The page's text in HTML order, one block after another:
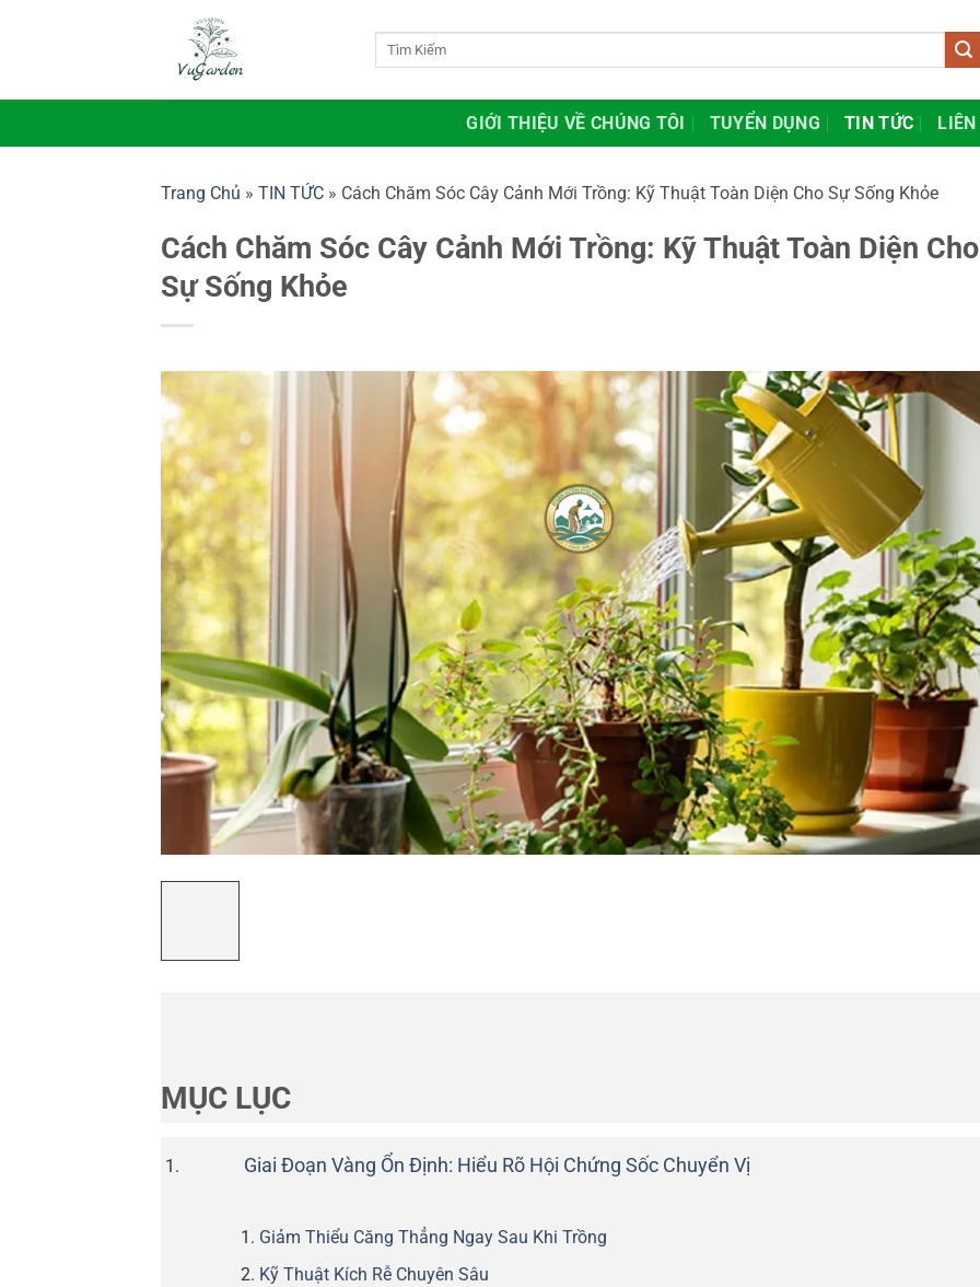
dung
GIỚI THIỆU VỀ CHÚNG TÔI TUYỂN DỤNG TIN TỨC LIÊN
Trang Chủ » TIN TỨC » Cách Chăm Sóc Cây Cảnh Mới Trồng: Kỹ Thuật Toàn Diện Cho Sự Sống Khỏe
Cách Chăm Sóc Cây Cảnh Mới Trồng: Kỹ Thuật Toàn Diện Cho
Sự Sống Khỏe
MỤC LỤC
Giai Đoạn Vàng Ổn Định: Hiểu Rõ Hội Chứng Sốc Chuyển Vị
Giảm Thiểu Căng Thẳng Ngay Sau Khi Trồng
Kỹ Thuật Kích Rễ Chuyên Sâu